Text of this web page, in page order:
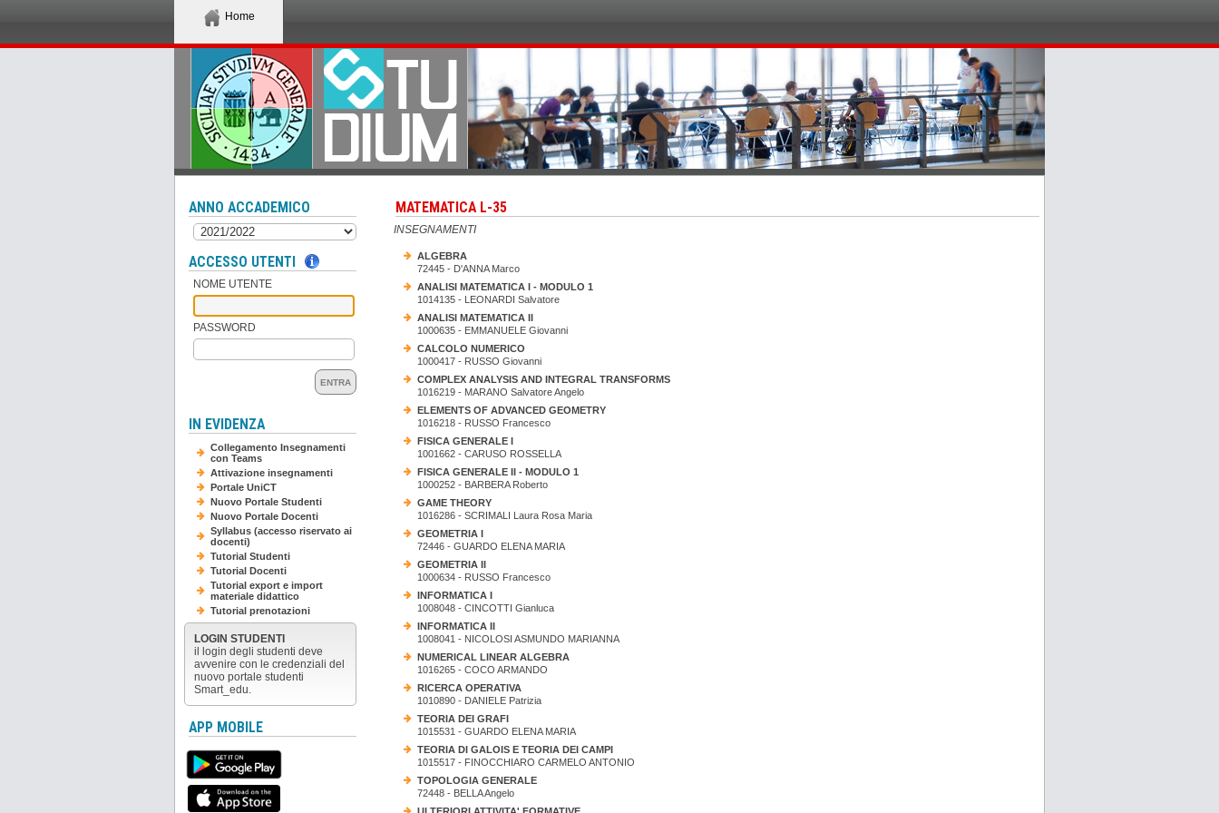
Home
MATEMATICA L-35
INSEGNAMENTI
ALGEBRA
72445 - D'ANNA Marco
ANALISI MATEMATICA I - MODULO 1
1014135 - LEONARDI Salvatore
ANALISI MATEMATICA II
1000635 - EMMANUELE Giovanni
CALCOLO NUMERICO
1000417 - RUSSO Giovanni
COMPLEX ANALYSIS AND INTEGRAL TRANSFORMS
1016219 - MARANO Salvatore Angelo
ELEMENTS OF ADVANCED GEOMETRY
1016218 - RUSSO Francesco
FISICA GENERALE I
1001662 - CARUSO ROSSELLA
FISICA GENERALE II - MODULO 1
1000252 - BARBERA Roberto
GAME THEORY
1016286 - SCRIMALI Laura Rosa Maria
GEOMETRIA I
72446 - GUARDO ELENA MARIA
GEOMETRIA II
1000634 - RUSSO Francesco
INFORMATICA I
1008048 - CINCOTTI Gianluca
INFORMATICA II
1008041 - NICOLOSI ASMUNDO MARIANNA
NUMERICAL LINEAR ALGEBRA
1016265 - COCO ARMANDO
RICERCA OPERATIVA
1010890 - DANIELE Patrizia
TEORIA DEI GRAFI
1015531 - GUARDO ELENA MARIA
TEORIA DI GALOIS E TEORIA DEI CAMPI
1015517 - FINOCCHIARO CARMELO ANTONIO
TOPOLOGIA GENERALE
72448 - BELLA Angelo
ULTERIORI ATTIVITA' FORMATIVE
ANNO ACCADEMICO
ACCESSO UTENTI
NOME UTENTE
PASSWORD
ENTRA
IN EVIDENZA
Collegamento Insegnamenti
con Teams
Attivazione insegnamenti
Portale UniCT
Nuovo Portale Studenti
Nuovo Portale Docenti
Syllabus (accesso riservato ai
docenti)
Tutorial Studenti
Tutorial Docenti
Tutorial export e import
materiale didattico
Tutorial prenotazioni
LOGIN STUDENTI
il login degli studenti deve
avvenire con le credenziali del
nuovo portale studenti
Smart_edu.
APP MOBILE